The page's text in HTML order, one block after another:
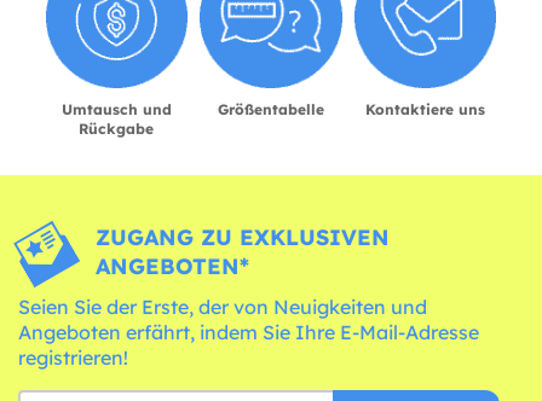
Umtausch und
Rückgabe
Größentabelle Kontaktiere uns
ZUGANG ZU EXKLUSIVEN
ANGEBOTEN*
Seien Sie der Erste, der von Neuigkeiten und
Angeboten erfährt, indem Sie Ihre E-Mail-Adresse
registrieren!